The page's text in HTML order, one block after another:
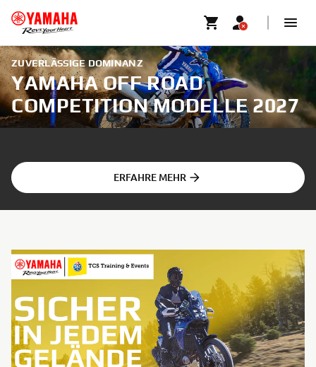
ZUVERLÄSSIGE DOMINANZ
YAMAHA OFF ROAD
COMPETITION MODELLE 2027
ERFAHRE MEHR